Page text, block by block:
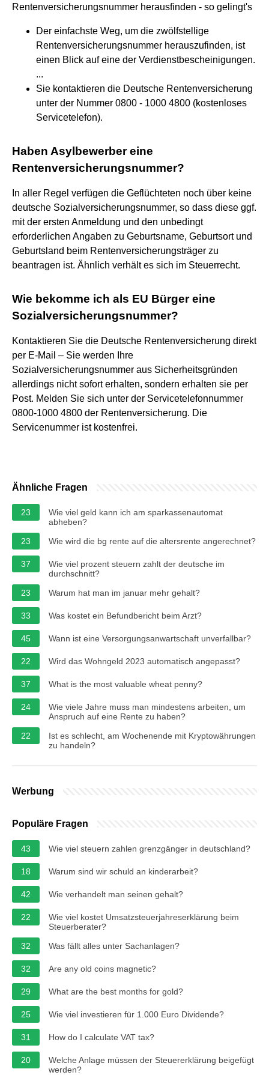
Rentenversicherungsnummer herausfinden - so gelingt's
Der einfachste Weg, um die zwölfstellige
Rentenversicherungsnummer herauszufinden, ist
einen Blick auf eine der Verdienstbescheinigungen.
...
Sie kontaktieren die Deutsche Rentenversicherung
unter der Nummer 0800 - 1000 4800 (kostenloses
Servicetelefon).
Haben Asylbewerber eine
Rentenversicherungsnummer?
In aller Regel verfügen die Geflüchteten noch über keine
deutsche Sozialversicherungsnummer, so dass diese ggf.
mit der ersten Anmeldung und den unbedingt
erforderlichen Angaben zu Geburtsname, Geburtsort und
Geburtsland beim Rentenversicherungsträger zu
beantragen ist. Ähnlich verhält es sich im Steuerrecht.
Wie bekomme ich als EU Bürger eine
Sozialversicherungsnummer?
Kontaktieren Sie die Deutsche Rentenversicherung direkt
per E-Mail – Sie werden Ihre
Sozialversicherungsnummer aus Sicherheitsgründen
allerdings nicht sofort erhalten, sondern erhalten sie per
Post. Melden Sie sich unter der Servicetelefonnummer
0800-1000 4800 der Rentenversicherung. Die
Servicenummer ist kostenfrei.
Ähnliche Fragen
23
Wie viel geld kann ich am sparkassenautomat
abheben?
23
Wie wird die bg rente auf die altersrente angerechnet?
37
Wie viel prozent steuern zahlt der deutsche im
durchschnitt?
23
Warum hat man im januar mehr gehalt?
33 Was kostet ein Befundbericht beim Arzt?
45 Wann ist eine Versorgungsanwartschaft unverfallbar?
22 Wird das Wohngeld 2023 automatisch angepasst?
37 What is the most valuable wheat penny?
24
Wie viele Jahre muss man mindestens arbeiten, um
Anspruch auf eine Rente zu haben?
22
Ist es schlecht, am Wochenende mit Kryptowährungen
zu handeln?
Werbung
Populäre Fragen
43 Wie viel steuern zahlen grenzgänger in deutschland?
18 Warum sind wir schuld an kinderarbeit?
42 Wie verhandelt man seinen gehalt?
22
Wie viel kostet Umsatzsteuerjahreserklärung beim
Steuerberater?
32
Was fällt alles unter Sachanlagen?
32 Are any old coins magnetic?
29 What are the best months for gold?
25 Wie viel investieren für 1.000 Euro Dividende?
31 How do I calculate VAT tax?
20
Welche Anlage müssen der Steuererklärung beigefügt
werden?